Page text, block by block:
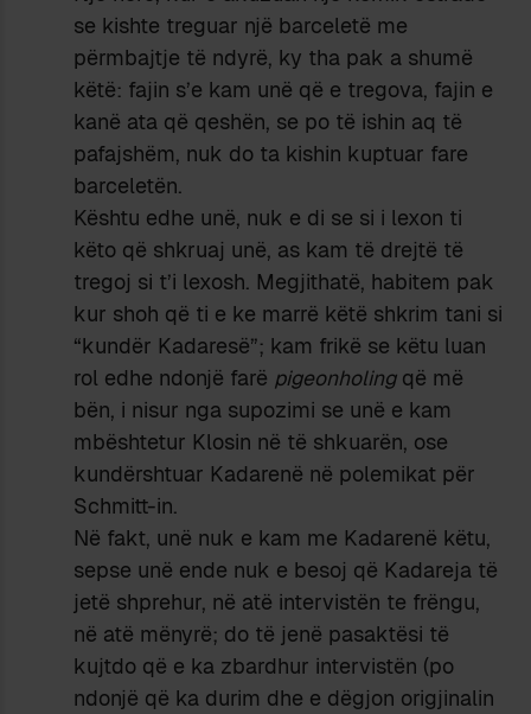
se kishte treguar një barceletë me
përmbajtje të ndyrë, ky tha pak a shumë
këtë: fajin s’e kam unë që e tregova, fajin e
kanë ata që qeshën, se po të ishin aq të
pafajshëm, nuk do ta kishin kuptuar fare
barceletën.
Kështu edhe unë, nuk e di se si i lexon ti
këto që shkruaj unë, as kam të drejtë të
tregoj si t’i lexosh. Megjithatë, habitem pak
kur shoh që ti e ke marrë këtë shkrim tani si
“kundër Kadaresë”; kam frikë se këtu luan
rol edhe ndonjë farë pigeonholingqë më
bën, i nisur nga supozimi se unë e kam
mbështetur Klosin në të shkuarën, ose
kundërshtuar Kadarenë në polemikat për
Schmitt-in.
Në fakt, unë nuk e kam me Kadarenë këtu,
sepse unë ende nuk e besoj që Kadareja të
jetë shprehur, në atë intervistën te frëngu,
në atë mënyrë; do të jenë pasaktësi të
kujtdo që e ka zbardhur intervistën (po
ndonjë që ka durim dhe e dëgjon origjinalin